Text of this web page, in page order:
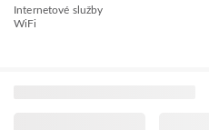
Internetové služby
WiFi